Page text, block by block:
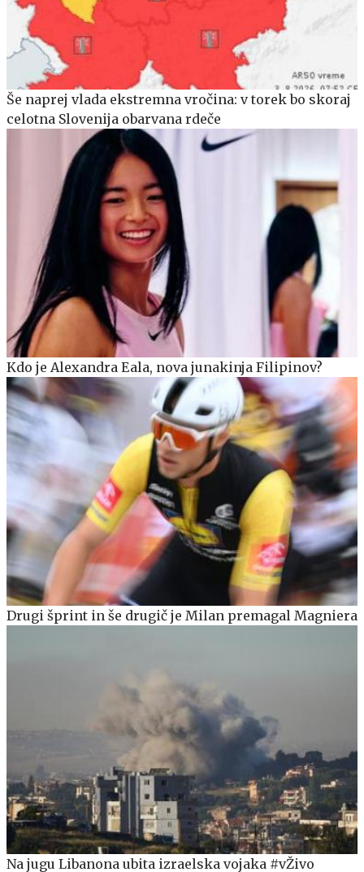
Še naprej vlada ekstremna vročina: v torek bo skoraj
celotna Slovenija obarvana rdeče
Kdo je Alexandra Eala, nova junakinja Filipinov?
Drugi šprint in še drugič je Milan premagal Magniera
Na jugu Libanona ubita izraelska vojaka #vŽivo